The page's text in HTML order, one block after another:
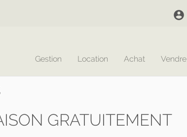
Gestion Location Achat Vendre
GRATUITEMENT